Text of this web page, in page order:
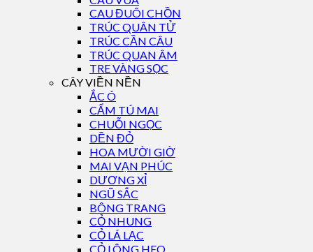
CAU ĐUÔI CHỒN
TRÚC QUÂN TỬ
TRÚC CẦN CÂU
TRÚC QUAN ÂM
TRE VÀNG SỌC
CÂY VIỀN NỀN
ẮC Ó
CẨM TÚ MAI
CHUỖI NGỌC
DỀN ĐỎ
HOA MƯỜI GIỜ
MAI VẠN PHÚC
DƯƠNG XỈ
NGŨ SẮC
BÔNG TRANG
CỎ NHUNG
CỎ LÁ LẠC
CỎ LÔNG HEO